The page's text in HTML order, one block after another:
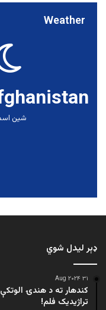
Weather
شین
ډېر لیدل شوي
۳۱ Aug ۲۰۲۴
کندهار ته د هندۍ
تراژيديک فلم!